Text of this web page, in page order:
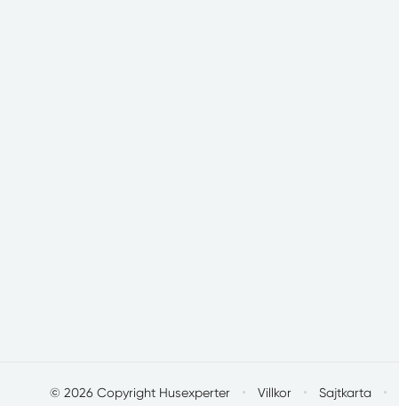
© 2026 Copyright Husexperter · Villkor · Sajtkarta ·